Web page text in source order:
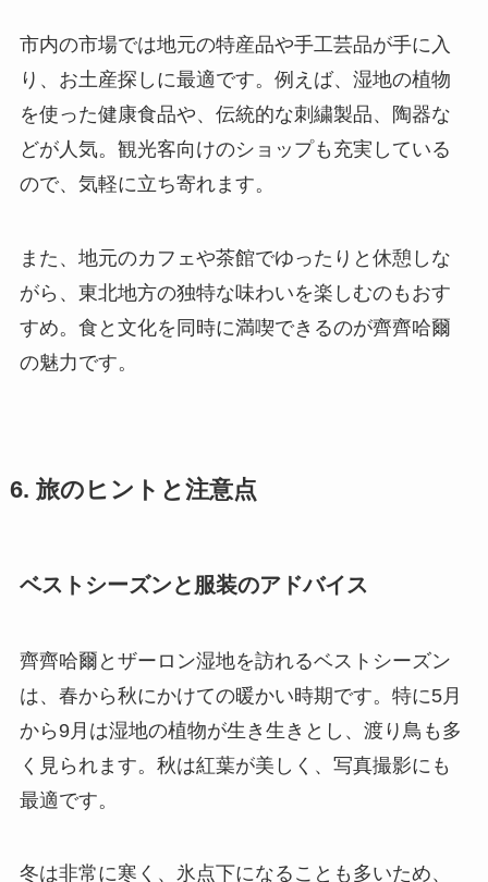
市内の市場では地元の特産品や手工芸品が手に入
り、お土産探しに最適です。例えば、湿地の植物
を使った健康食品や、伝統的な刺繍製品、陶器な
どが人気。観光客向けのショップも充実している
ので、気軽に立ち寄れます。
また、地元のカフェや茶館でゆったりと休憩しな
がら、東北地方の独特な味わいを楽しむのもおす
すめ。食と文化を同時に満喫できるのが齊齊哈爾
の魅力です。
6. 旅のヒントと注意点
ベストシーズンと服装のアドバイス
齊齊哈爾とザーロン湿地を訪れるベストシーズン
は、春から秋にかけての暖かい時期です。特に5月
から9月は湿地の植物が生き生きとし、渡り鳥も多
く見られます。秋は紅葉が美しく、写真撮影にも
最適です。
冬は非常に寒く、氷点下になることも多いため、